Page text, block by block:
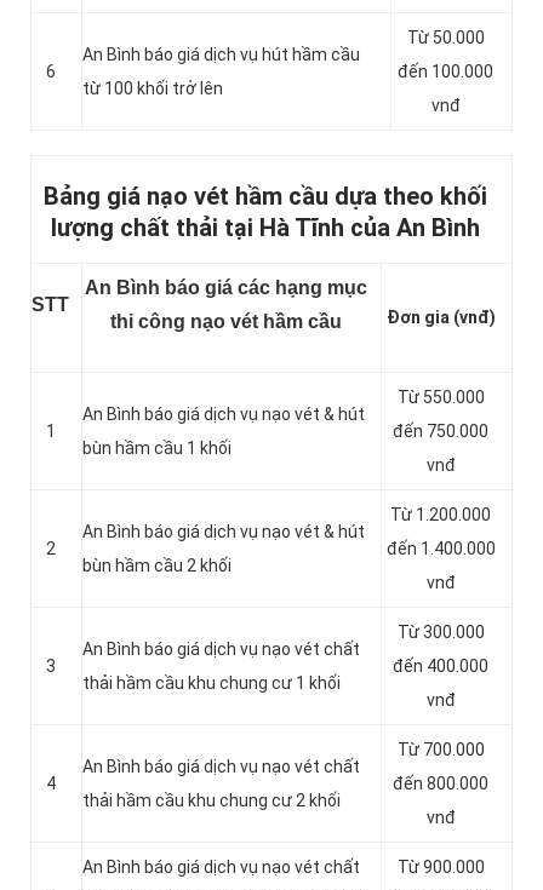
6
An Bình báo giá dịch vụ hút hầm cầu
từ 100 khối trở lên
Từ 50.000
đến 100.000
vnđ
Bảng giá nạo vét hầm cầu dựa theo khối
lượng chất thải tại Hà Tĩnh của An Bình
STT
An Bình báo giá các hạng mục
thi công nạo vét hầm cầu
Đơn gia (vnđ)
1
An Bình báo giá dịch vụ nạo vét & hút
bùn hầm cầu 1 khối
Từ 550.000
đến 750.000
vnđ
2
An Bình báo giá dịch vụ nạo vét & hút
bùn hầm cầu 2 khối
Từ 1.200.000
đến 1.400.000
vnđ
3
An Bình báo giá dịch vụ nạo vét chất
thải hầm cầu khu chung cư 1 khối
Từ 300.000
đến 400.000
vnđ
4
An Bình báo giá dịch vụ nạo vét chất
thải hầm cầu khu chung cư 2 khối
Từ 700.000
đến 800.000
vnđ
An Bình báo giá dịch vụ nạo vét chất
Từ 900.000